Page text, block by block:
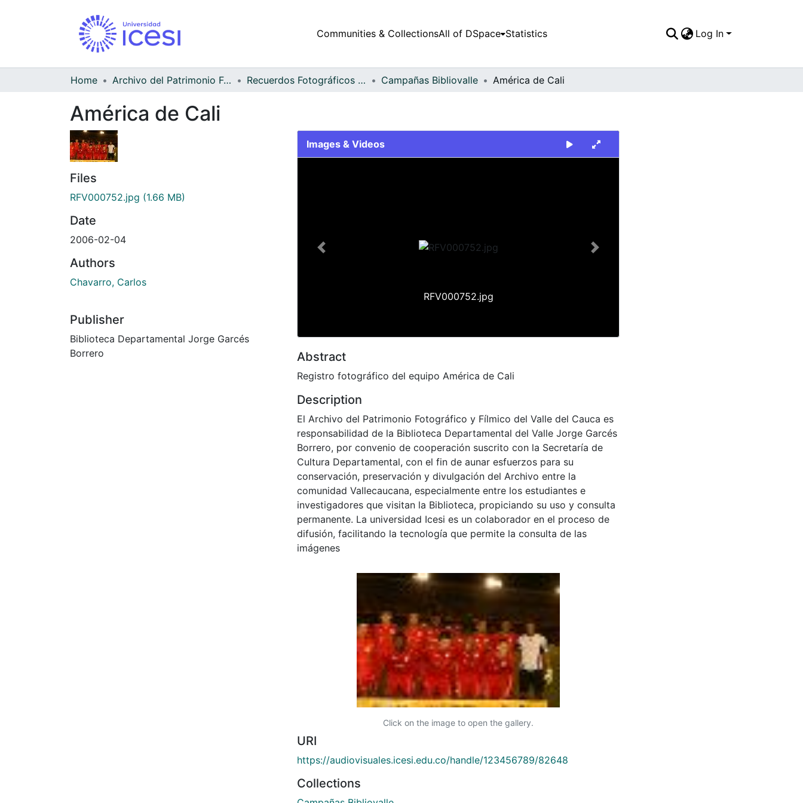
Communities & CollectionsAll of DSpace Statistics Log In
Home Archivo del Patrimonio Fotográfico y Fílmico del Valle del Cauca Recuerdos Fotográficos Vallecaucanos Campañas Bibliovalle América de Cali
América de Cali
Files
RFV000752.jpg (1.66 MB)
Date
2006-02-04
Authors
Chavarro, Carlos
Publisher
Biblioteca Departamental Jorge Garcés
Borrero
Images & Videos
RFV000752.jpg
Previous Next
Abstract
Registro fotográfico del equipo América de Cali
Description
El Archivo del Patrimonio Fotográfico y Fílmico del Valle del Cauca es
responsabilidad de la Biblioteca Departamental del Valle Jorge Garcés
Borrero, por convenio de cooperación suscrito con la Secretaría de
Cultura Departamental, con el fin de aunar esfuerzos para su
conservación, preservación y divulgación del Archivo entre la
comunidad Vallecaucana, especialmente entre los estudiantes e
investigadores que visitan la Biblioteca, propiciando su uso y consulta
permanente. La universidad Icesi es un colaborador en el proceso de
difusión, facilitando la tecnología que permite la consulta de las
imágenes
Click on the image to open the gallery.
URI
https://audiovisuales.icesi.edu.co/handle/123456789/82648
Collections